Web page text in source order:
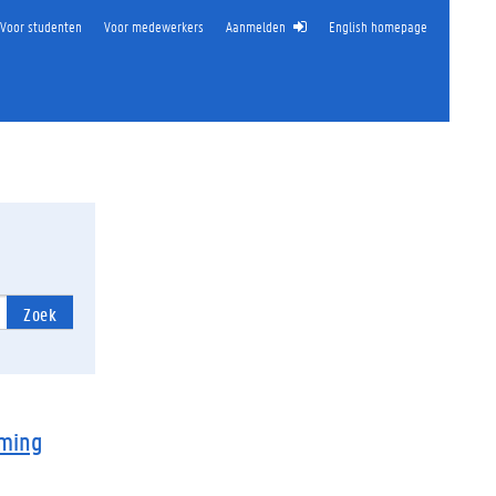
Voor studenten Voor medewerkers Aanmelden English homepage
Zoek